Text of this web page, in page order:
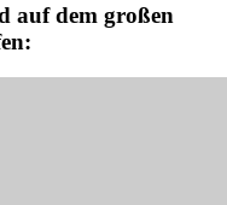
auf dem großen